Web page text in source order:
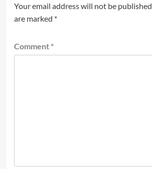
Your email address will not be published.
are marked *
Comment *